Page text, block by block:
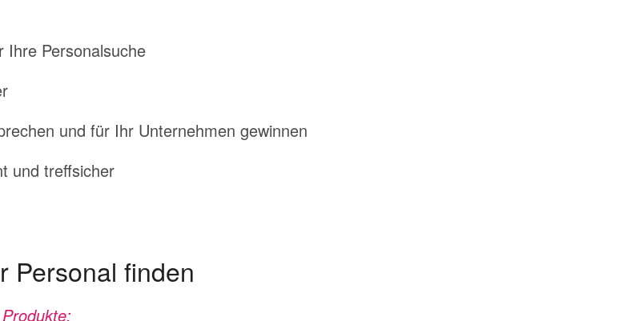
Ihre Personalsuche
und für Ihr Unternehmen gewinnen
und treffsicher
Personal finden